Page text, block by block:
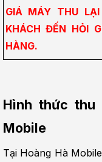
GIÁ MÁY THU
KHÁCH ĐẾN HỎI
HÀNG.
Hình thức thu
Mobile
Tại Hoàng Hà